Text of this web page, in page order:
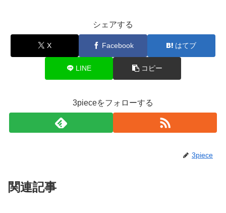
シェアする
X Facebook はてブ
LINE コピー
3pieceをフォローする
3piece
関連記事